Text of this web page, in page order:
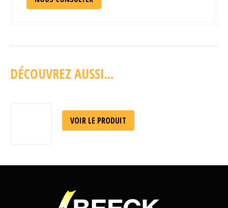
DÉCOUVREZ AUSSI...
VOIR LE PRODUIT